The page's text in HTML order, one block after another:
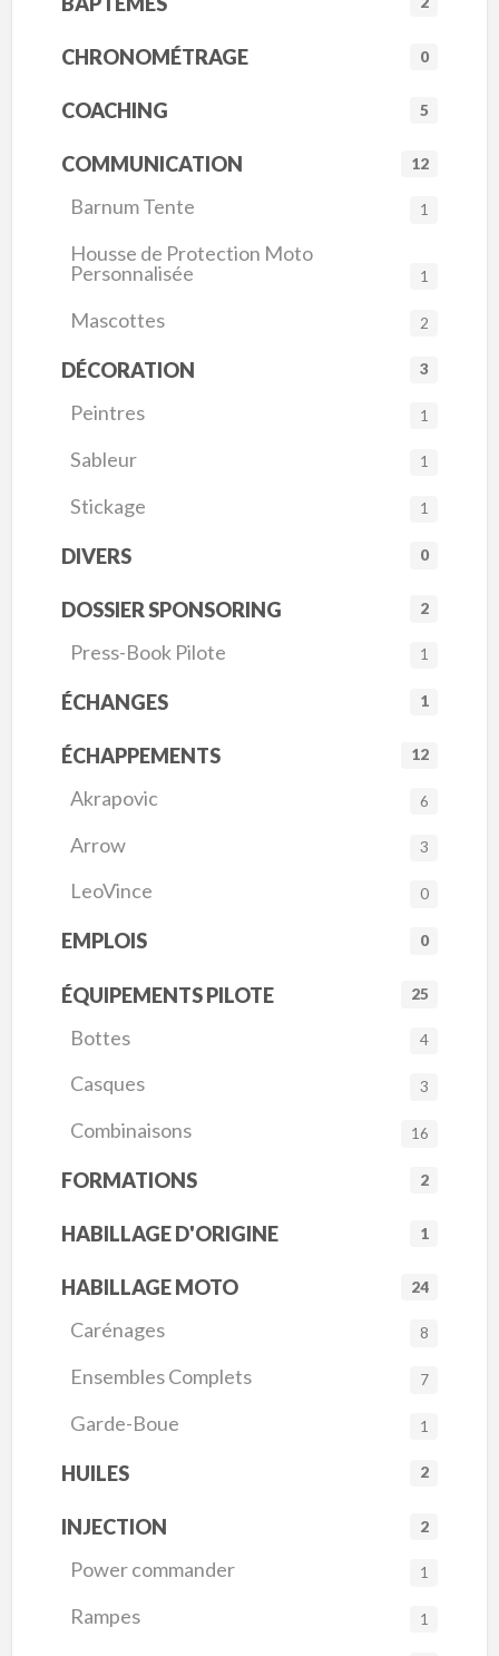
CHRONOMÉTRAGE 0
COACHING 5
COMMUNICATION 12
Barnum Tente 1
Housse de Protection Moto
Personnalisée
1
Mascottes 2
DÉCORATION 3
Peintres 1
Sableur 1
Stickage 1
DIVERS 0
DOSSIER SPONSORING 2
Press-Book Pilote 1
ÉCHANGES 1
ÉCHAPPEMENTS 12
Akrapovic 6
Arrow 3
LeoVince 0
EMPLOIS 0
ÉQUIPEMENTS PILOTE 25
Bottes 4
Casques 3
Combinaisons 16
FORMATIONS 2
HABILLAGE D'ORIGINE 1
HABILLAGE MOTO 24
Carénages 8
Ensembles Complets 7
Garde-Boue 1
HUILES 2
INJECTION 2
Power commander 1
Rampes 1